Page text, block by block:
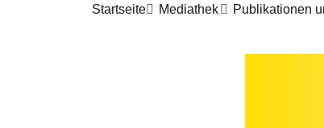
Pfadnavigation
Startseite Mediathek Publikationen